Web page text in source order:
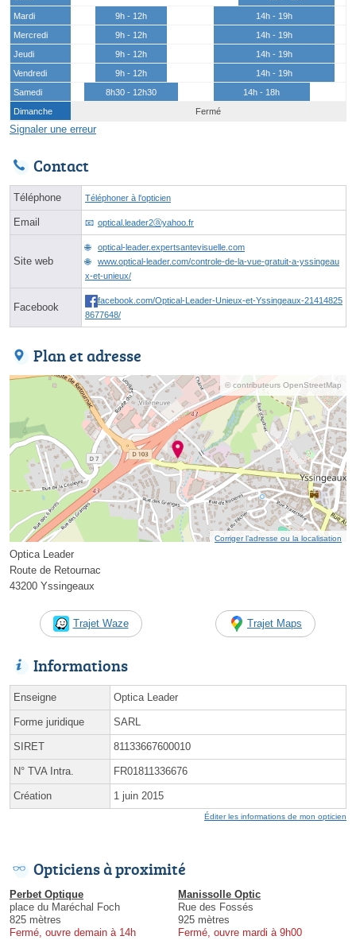
Mardi
9h - 12h
14h - 19h
Mercredi
9h - 12h
14h - 19h
Jeudi
9h - 12h
14h - 19h
Vendredi
9h - 12h
14h - 19h
Samedi
8h30 - 12h30
14h - 18h
Dimanche
Fermé
Signaler une erreur
Contact
Téléphone Téléphoner à l'opticien
Email optical.leader2ⓐyahoo.fr
Site web
optical-leader.expertsantevisuelle.com
www.optical-leader.com/controle-de-la-vue-gratuit-a-yssingeau
x-et-unieux/
Facebook
facebook.com/Optical-Leader-Unieux-et-Yssingeaux-21414825
8677648/
Plan et adresse
© contributeurs OpenStreetMap
Corriger l’adresse ou la localisation
Optica Leader
Route de Retournac
43200 Yssingeaux
Trajet Waze Trajet Maps
Informations
Enseigne Optica Leader
Forme juridique SARL
SIRET 81133667600010
N° TVA Intra. FR01811336676
Création 1 juin 2015
Éditer les informations de mon opticien
Opticiens à proximité
Perbet Optique
place du Maréchal Foch
825 mètres
Fermé, ouvre demain à 14h
Manissolle Optic
Rue des Fossés
925 mètres
Fermé, ouvre mardi à 9h00